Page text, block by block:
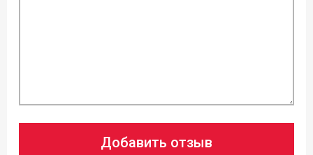
24 см
Добавить отзыв